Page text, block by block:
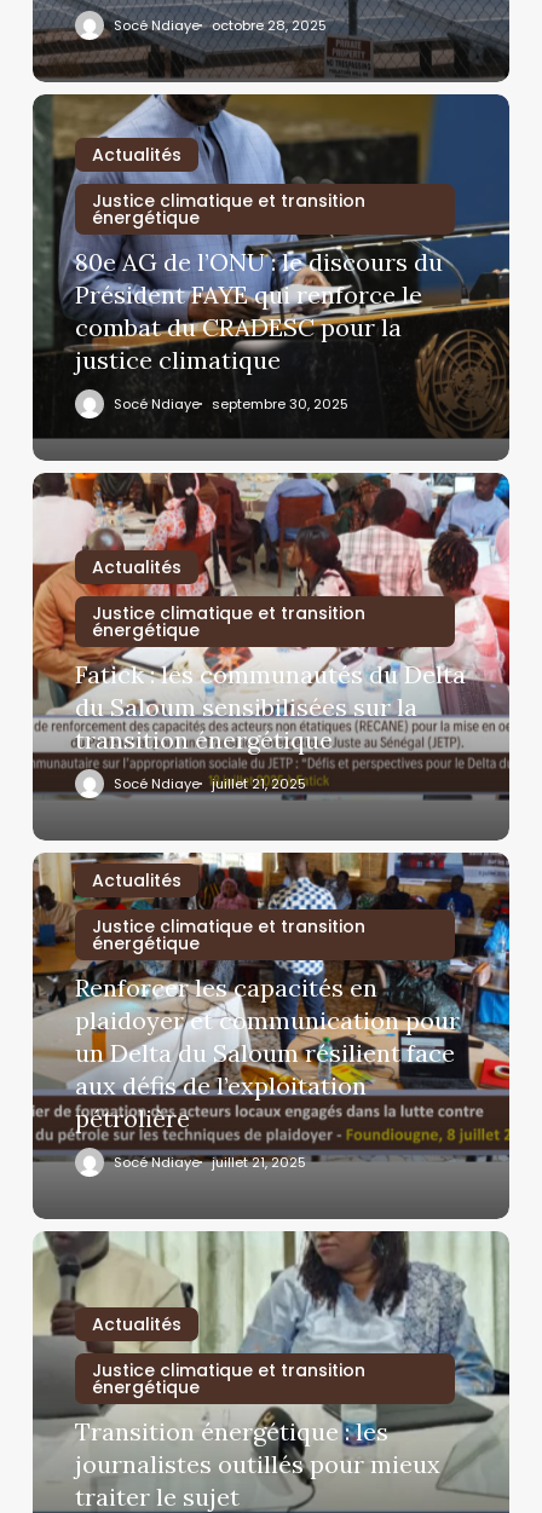
Socé Ndiaye octobre 28, 2025
Actualités
Justice climatique et transition
énergétique
80e AG de l’ONU : le discours du
Président FAYE qui renforce le
combat du CRADESC pour la
justice climatique
Socé Ndiaye septembre 30, 2025
Actualités
Justice climatique et transition
énergétique
Fatick : les communautés du Delta
du Saloum sensibilisées sur la
transition énergétique
Socé Ndiaye juillet 21, 2025
Actualités
Justice climatique et transition
énergétique
Renforcer les capacités en
plaidoyer et communication pour
un Delta du Saloum résilient face
aux défis de l’exploitation
pétrolière
Socé Ndiaye juillet 21, 2025
Actualités
Justice climatique et transition
énergétique
Transition énergétique : les
journalistes outillés pour mieux
traiter le sujet